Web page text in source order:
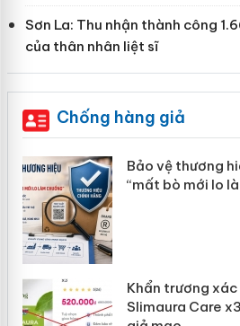
Sơn La: Thu nhận thành công
của thân nhân liệt sĩ
Chống hàng giả
Bảo vệ thương
“mất bò mới lo
Khẩn trương xác
Slimaura Care